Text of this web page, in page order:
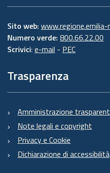
Sito web:
Numero verde: 800.66.22.00
Scrivici: e-mail - PEC
Trasparenza
Amministrazione
Note legali e copyright
Privacy e Cookie
Dichiarazione di accessibilità